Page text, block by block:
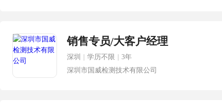
销售专员/大客户经理
深圳 学历不限
3年
深圳市国威检测技术有限公司